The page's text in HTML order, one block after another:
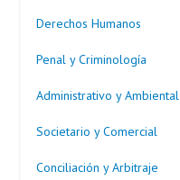
Derechos Humanos
Penal y Criminología
Administrativo y Ambiental
Societario y Comercial
Conciliación y Arbitraje